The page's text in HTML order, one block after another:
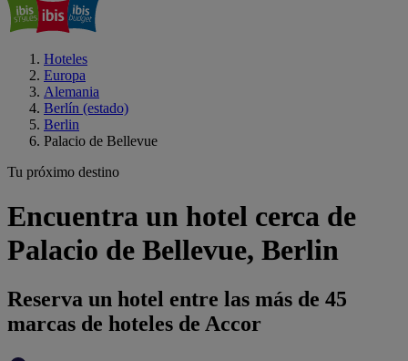
Hoteles
Europa
Alemania
Berlín (estado)
Berlin
Palacio de Bellevue
Tu próximo destino
Encuentra un hotel cerca de
Palacio de Bellevue, Berlin
Reserva un hotel entre las más de 45
marcas de hoteles de Accor